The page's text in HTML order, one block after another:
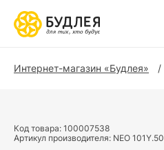
Интернет-магазин «Будлея»
Код товара: 100007538
Артикул производителя: NEO